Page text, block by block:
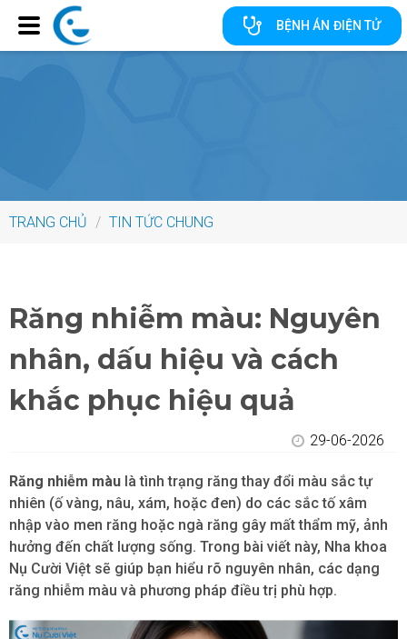
BỆNH ÁN ĐIỆN TỬ
TRANG CHỦ / TIN TỨC CHUNG
Răng nhiễm màu: Nguyên
nhân, dấu hiệu và cách
khắc phục hiệu quả
29-06-2026
Răng nhiễm màu là tình trạng răng thay đổi màu sắc tự
nhiên (ố vàng, nâu, xám, hoặc đen) do các sắc tố xâm
nhập vào men răng hoặc ngà răng gây mất thẩm mỹ, ảnh
hưởng đến chất lượng sống. Trong bài viết này, Nha khoa
Nụ Cười Việt sẽ giúp bạn hiểu rõ nguyên nhân, các dạng
răng nhiễm màu và phương pháp điều trị phù hợp.